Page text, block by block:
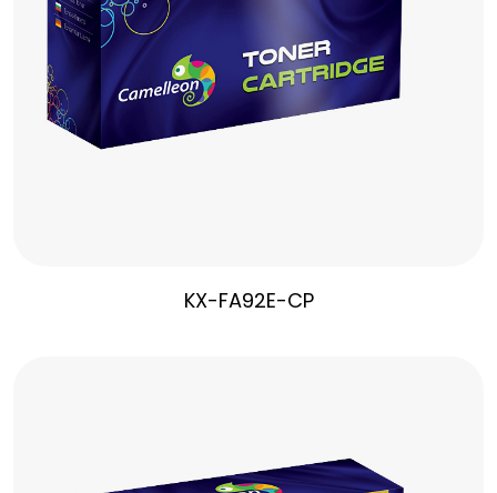
KX-FA92E-CP